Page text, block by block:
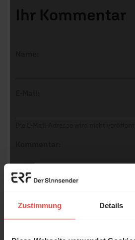
Zustimmung Details
Ihr Kommentar
Ich bin damit einverstanden,
Verbesserung unseres Online-